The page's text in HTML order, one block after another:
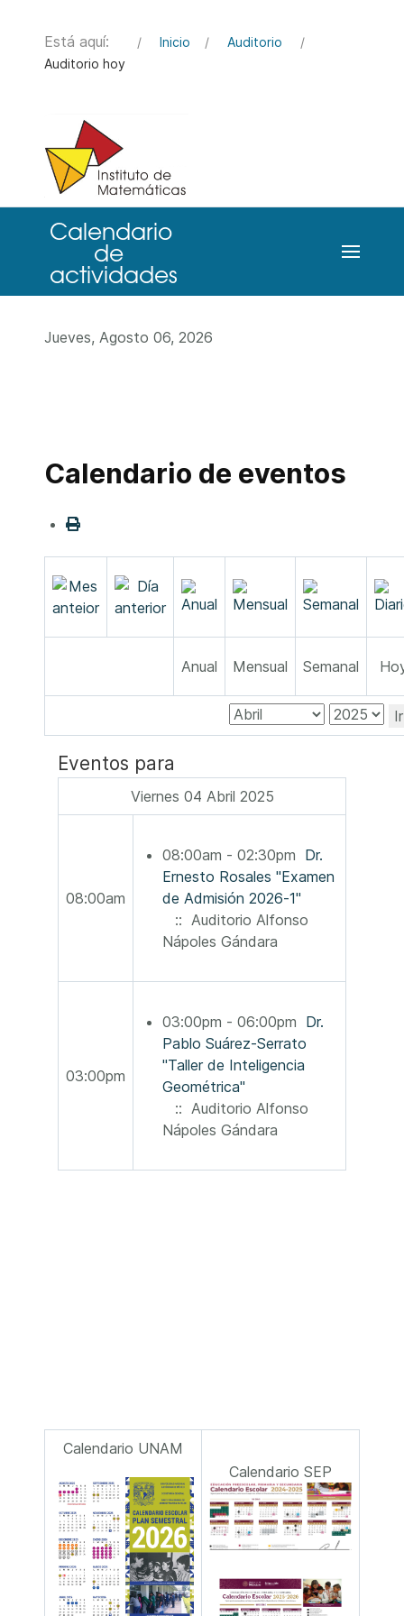
Está aquí: Inicio
Auditorio
Auditorio hoy
Jueves, Agosto 06, 2026
Calendario de eventos
Anual Mensual Semanal
Eventos para
Viernes 04 Abril 2025
08:00am
08:00am - 02:30pm Dr.
Ernesto Rosales "Examen
de Admisión 2026-1"
:: Auditorio Alfonso
Nápoles Gándara
03:00pm
03:00pm - 06:00pm Dr.
Pablo Suárez-Serrato
"Taller de Inteligencia
Geométrica"
:: Auditorio Alfonso
Nápoles Gándara
Calendario UNAM
Calendario SEP